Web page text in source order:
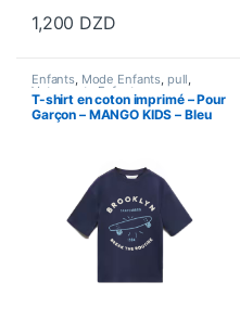
1,200 DZD
Ce produit a plusieurs
Enfants, Mode Enfants, pull,
Vetements Enfants
T-shirt en coton imprimé – Pour
Garçon – MANGO KIDS – Bleu